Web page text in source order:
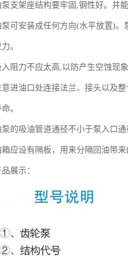
泵支架座结构要牢固,钢性好。并
泵可安装成任何方向(水平放置)。
。
入阻力不应太高,以防产生空蚀现
意进油口处连接法兰、接头以及
。
泵的吸油管道通径不小于泵入口通
箱应设有隔板，用来分隔回油带
展示：